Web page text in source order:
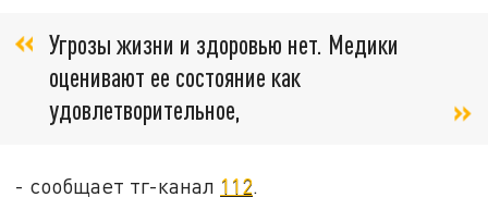
Угрозы жизни и здоровью нет. Медики
оценивают ее состояние как
удовлетворительное,
- сообщает тг-канал 112.